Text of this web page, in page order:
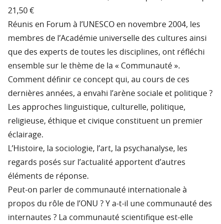
21,50 €
Réunis en Forum à l’UNESCO en novembre 2004, les
membres de l’Académie universelle des cultures ainsi
que des experts de toutes les disciplines, ont réfléchi
ensemble sur le thème de la « Communauté ».
Comment définir ce concept qui, au cours de ces
dernières années, a envahi l’arène sociale et politique ?
Les approches linguistique, culturelle, politique,
religieuse, éthique et civique constituent un premier
éclairage.
L’Histoire, la sociologie, l’art, la psychanalyse, les
regards posés sur l’actualité apportent d’autres
éléments de réponse.
Peut-on parler de communauté internationale à
propos du rôle de l’ONU ? Y a-t-il une communauté des
internautes ? La communauté scientifique est-elle